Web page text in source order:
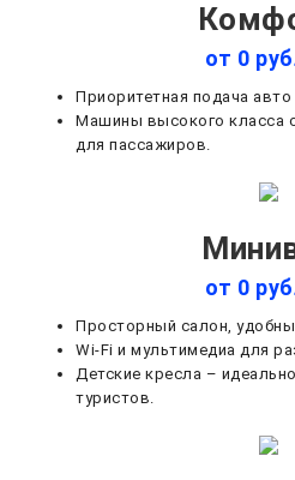
от 0
Приоритетная подача авто
Машины высокого класса
для пассажиров.
от 0
Просторный салон,
Wi-Fi и мультимедиа для
Детские кресла –
туристов.